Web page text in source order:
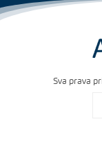
Sva prava